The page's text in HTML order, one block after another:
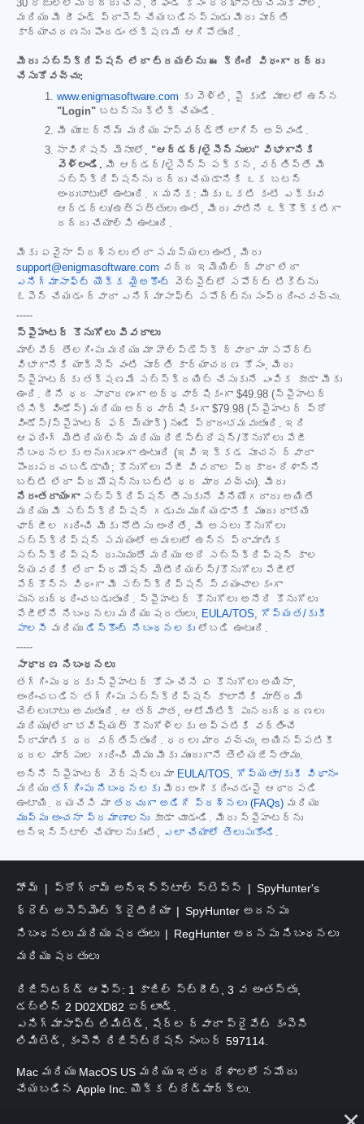
30 రోజులలోపు రద్దు చేసి, రీఫండ్ కోసం దరఖాస్తు చేసుకోవాలి,
మరియు మీ రీఫండ్ ప్రాసెస్ చేయబడినప్పుడు మీరు పూర్తి
కార్యాచరణను పొందడం తక్షణమే ఆగిపోతుంది.
మీరు సబ్‌స్క్రిప్షన్ లేదా ట్రయల్‌ను ఈ క్రింది విధంగా రద్దు
చేసుకోవచ్చు:
www.enigmasoftware.com కు వెళ్లి, పై కుడి మూలలో ఉన్న
"Login" బటన్‌ను క్లిక్ చేయండి.
మీ యూజర్‌నేమ్ మరియు పాస్‌వర్డ్‌తో లాగిన్ అవ్వండి.
నావిగేషన్ మెనూలో, "ఆర్డర్/లైసెన్సులు" విభాగానికి
వెళ్లండి. మీ ఆర్డర్/లైసెన్స్ పక్కన, వర్తిస్తే మీ
సబ్‌స్క్రిప్షన్‌ను రద్దు చేయడానికి ఒక బటన్
అందుబాటులో ఉంటుంది. గమనిక: మీకు ఒకటి కంటే ఎక్కువ
ఆర్డర్‌లు/ఉత్పత్తులు ఉంటే, మీరు వాటిని ఒక్కొక్కటిగా
రద్దు చేయాల్సి ఉంటుంది.
మీకు ఏవైనా ప్రశ్నలు లేదా సమస్యలు ఉంటే, మీరు
support@enigmasoftware.com వద్ద ఇమెయిల్ ద్వారా లేదా
ఎనిగ్మాసాఫ్ట్ యొక్క మైఅకౌంట్
వెబ్‌సైట్‌లో సపోర్ట్ టికెట్‌ను
ఓపెన్ చేయడం ద్వారా ఎనిగ్మాసాఫ్ట్ సపోర్ట్‌ను సంప్రదించవచ్చు.
-----
స్పైహంటర్ కొనుగోలు వివరాలు
మాల్‌వేర్ తొలగింపు మరియు మా హెల్ప్‌డెస్క్ ద్వారా మా సపోర్ట్
విభాగానికి యాక్సెస్ వంటి పూర్తి కార్యాచరణ కోసం, మీరు
స్పైహంటర్‌కు తక్షణమే సబ్‌స్క్రయిబ్ చేసుకునే ఎంపిక కూడా మీకు
ఉంది. దీని ధర సాధారణంగా అర్ధవార్షికంగా $49.98 (స్పైహంటర్
బేసిక్ విండోస్) మరియు అర్ధవార్షికంగా $79.98 (స్పైహంటర్ ప్రో
విండోస్/స్పైహంటర్ ఫర్ మ్యాక్) నుండి ప్రారంభమవుతుంది. ఇది
ఆఫరింగ్ మెటీరియల్స్ మరియు రిజిస్ట్రేషన్/కొనుగోలు పేజీ
నిబంధనలకు అనుగుణంగా ఉంటుంది (ఇవి ఇక్కడ సూచన ద్వారా
పొందుపరచబడ్డాయి; కొనుగోలు పేజీ వివరాల ప్రకారం దేశాన్ని
బట్టి లేదా ప్రమోషన్‌ను బట్టి ధర మారవచ్చు). మీరు
నిరంతరాయంగాసబ్‌స్క్రిప్షన్ తీసుకునే వినియోగదారు అయితే
మరియు మీ సబ్‌స్క్రిప్షన్ గడువు ముగియడానికి ముందు రాబోయే
ఛార్జీల గురించి మీకు నోటీసు అందితే, మీ అసలు కొనుగోలు
సబ్‌స్క్రిప్షన్ సమయంలో అమలులో ఉన్న ప్రామాణిక
సబ్‌స్క్రిప్షన్ రుసుముతో మరియు అదే సబ్‌స్క్రిప్షన్ కాల
వ్యవధికి లేదా ప్రమోషన్ మెటీరియల్స్/కొనుగోలు పేజీలో
పేర్కొన్న విధంగా మీ సబ్‌స్క్రిప్షన్ స్వయంచాలకంగా
పునరుద్ధరించబడుతుంది. స్పైహంటర్ కొనుగోలు అనేది కొనుగోలు
పేజీలోని నిబంధనలు మరియు షరతులు, EULA/TOS, గోప్యత/కుకీ
పాలసీ మరియు డిస్కౌంట్ నిబంధనలకు లోబడి ఉంటుంది.
-----
సాధారణ నిబంధనలు
తగ్గింపు ధరకు స్పైహంటర్ కోసం చేసే ఏ కొనుగోలు అయినా,
అందించబడిన తగ్గింపు సబ్‌స్క్రిప్షన్ కాలానికి మాత్రమే
చెల్లుబాటు అవుతుంది. ఆ తర్వాత, ఆటోమేటిక్ పునరుద్ధరణలు
మరియు/లేదా భవిష్యత్ కొనుగోళ్లకు అప్పటికి వర్తించే
ప్రామాణిక ధర వర్తిస్తుంది. ధరలు మారవచ్చు, అయినప్పటికీ
ధరల మార్పుల గురించి మేము మీకు ముందుగానే తెలియజేస్తాము.
అన్ని స్పైహంటర్ వెర్షన్‌లు మా EULA/TOS, గోప్యతా/కుకీ విధానం
మరియు తగ్గింపు నిబంధనలకు మీరు అంగీకరించడంపై ఆధారపడి
ఉంటాయి. దయచేసి మా తరచుగా అడిగే ప్రశ్నలు (FAQs) మరియు
ముప్పు అంచనా ప్రమాణాలను కూడా చూడండి. మీరు స్పైహంటర్‌ను
అన్‌ఇన్‌స్టాల్ చేయాలనుకుంటే, ఎలా చేయాలో తెలుసుకోండి .
హోమ్ ప్రోగ్రామ్ అన్‌ఇన్‌స్టాల్ స్టెప్స్
SpyHunter's
థ్రెట్ అసెస్‌మెంట్ క్రైటీరియా
SpyHunter అదనపు
నిబంధనలు మరియు షరతులు
RegHunter అదనపు నిబంధనలు
మరియు షరతులు
రిజిస్టర్డ్ ఆఫీస్: 1 కాజిల్ స్ట్రీట్, 3 వ అంతస్తు,
డబ్లిన్ 2 D02XD82 ఐర్లాండ్.
ఎనిగ్మాసాఫ్ట్ లిమిటెడ్, షేర్ల ద్వారా ప్రైవేట్ కంపెనీ
లిమిటెడ్, కంపెనీ రిజిస్ట్రేషన్ నంబర్ 597114.
Mac మరియు MacOS US మరియు ఇతర దేశాలలో నమోదు
చేయబడిన Apple Inc. యొక్క ట్రేడ్‌మార్క్‌లు.
. ఎనిగ్మాసాఫ్ట్ లిమిటెడ్. అన్ని హక్కులూ